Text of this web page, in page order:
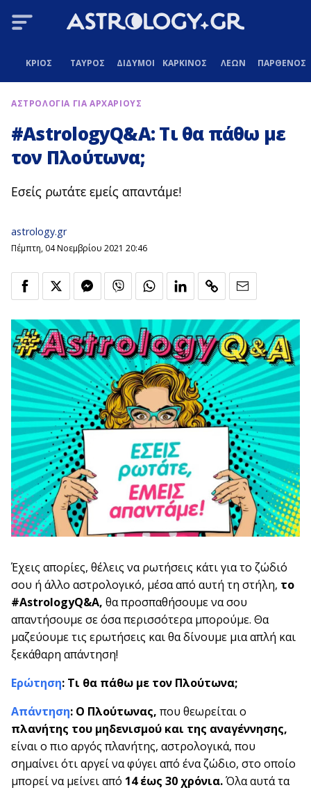
ΚΡΙΟΣ ΤΑΥΡΟΣ ΔΙΔΥΜΟΙ ΚΑΡΚΙΝΟΣ ΛΕΩΝ ΠΑΡΘΕΝΟΣ
ΑΣΤΡΟΛΟΓΙΑ ΓΙΑ ΑΡΧΑΡΙΟΥΣ
#AstrologyQ&A: Τι θα πάθω με
τον Πλούτωνα;
Εσείς ρωτάτε εμείς απαντάμε!
astrology.gr
Πέμπτη, 04 Νοεμβρίου 2021 20:46
Έχεις απορίες, θέλεις να ρωτήσεις κάτι για το ζώδιό
σου ή άλλο αστρολογικό, μέσα από αυτή τη στήλη, το
#AstrologyQ&A, θα προσπαθήσουμε να σου
απαντήσουμε σε όσα περισσότερα μπορούμε. Θα
μαζεύουμε τις ερωτήσεις και θα δίνουμε μια απλή και
ξεκάθαρη απάντηση!
Ερώτηση: Τι θα πάθω με τον Πλούτωνα;
Απάντηση: Ο Πλούτωνας, που θεωρείται ο
πλανήτης του μηδενισμού και της αναγέννησης,
είναι ο πιο αργός πλανήτης, αστρολογικά, που
σημαίνει ότι αργεί να φύγει από ένα ζώδιο, στο οποίο
μπορεί να μείνει από 14 έως 30 χρόνια.Όλα αυτά τα